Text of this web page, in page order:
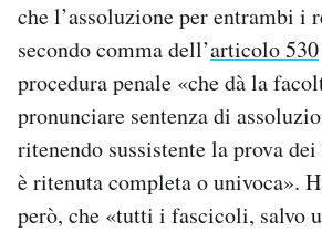
che l’assoluzione per entrambi i
secondo comma dell’articolo 530
procedura penale «che dà la
pronunciare sentenza di
ritenendo sussistente la prova
è ritenuta completa o univoca».
però, che «tutti i fascicoli, salvo